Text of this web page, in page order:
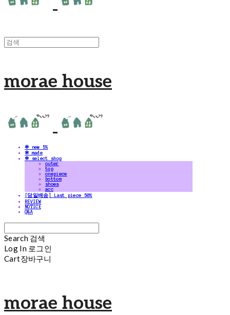
morae house
✻ new 5%
✻ made
✻ select shop
outer
top
onepiece
bottom
shoes
acc
[당일배송] Last piece 50%
REVIEW
NOTICE
Q&A
Search 검색
Log In 로그인
Cart장바구니
morae house